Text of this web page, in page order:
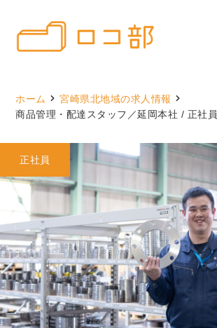
ホーム
宮崎県北地域の求人情報
商品管理・配達スタッフ／延岡本社 / 正社員
正社員